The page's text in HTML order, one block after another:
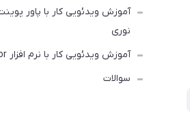
آموزش ویدئویی کار با پاور
نوری
آموزش ویدئویی کار با نرم افزار PDF Annotator
سوالات